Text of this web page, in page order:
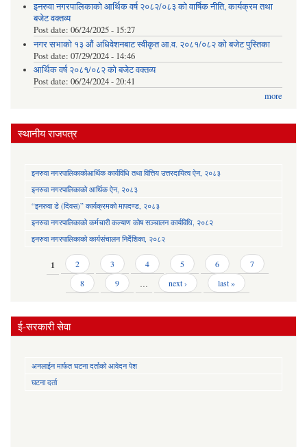
इनरुवा नगरपालिकाको आर्थिक वर्ष २०८२/०८३ को वार्षिक नीति, कार्यक्रम तथा
बजेट वक्तव्य
Post date: 06/24/2025 - 15:27
नगर सभाको १३ औं अधिवेशनबाट स्वीकृत आ.व. २०८१/०८२ को बजेट पुस्तिका
Post date: 07/29/2024 - 14:46
आर्थिक वर्ष २०८१/०८२ को बजेट वक्तव्य
Post date: 06/24/2024 - 20:41
more
स्थानीय राजपत्र
इनरुवा नगरपालिकाकोआर्थिक कार्यविधि तथा वित्तिय उत्तरदायित्व ऐन, २०८३
इनरुवा नगरपालिकाको आर्थिक ऐन, २०८३
“इनरुवा डे (दिवस)” कार्यक्रमको मापदण्ड, २०८३
इनरुवा नगरपालिकाको कर्मचारी कल्याण कोष सञ्चालन कार्यविधि, २०८२
इनरुवा नगरपालिकाको कार्यसंचालन निर्देशिका, २०८२
Pages1 2 3 4 5 6
7
8
9 … next › last »
ई-सरकारी सेवा
अनलाईन मार्फत घटना दर्ताको आवेदन पेश
घटना दर्ता